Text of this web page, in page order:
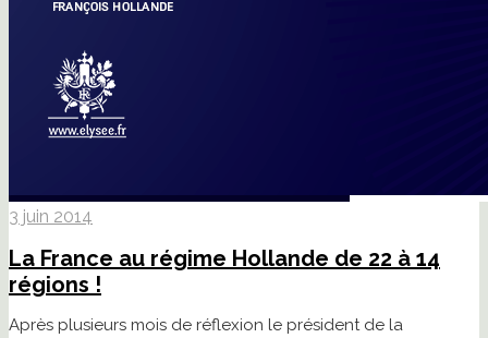
3 juin 2014
La France au régime Hollande de 22 à 14
régions !
Après plusieurs mois de réflexion le président de la